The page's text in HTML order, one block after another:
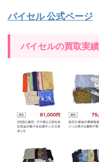
バイセル 公式ページ
バイセルの買取実績